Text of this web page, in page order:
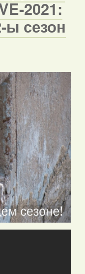
2021:
ы сезон